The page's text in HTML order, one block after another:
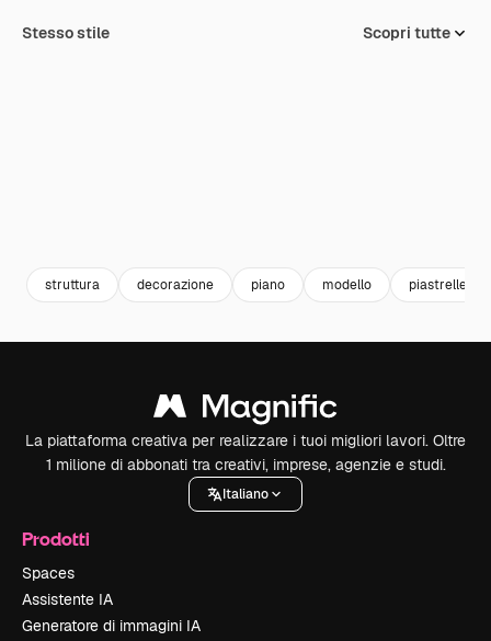
Stesso stile Scopri tutte
struttura decorazione piano modello piastrelle
La piattaforma creativa per realizzare i tuoi migliori lavori. Oltre
1 milione di abbonati tra creativi, imprese, agenzie e studi.
Italiano
Prodotti
Spaces
Assistente IA
Generatore di immagini IA